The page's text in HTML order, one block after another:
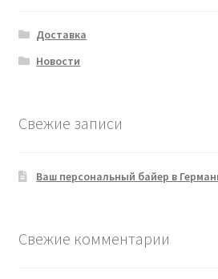
Доставка
Новости
Свежие записи
Ваш персональный байер в
Свежие комментарии